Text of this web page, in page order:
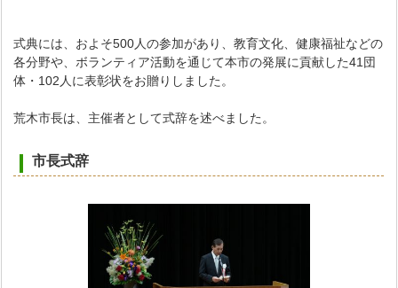
式典には、およそ500人の参加があり、教育文化、健康福祉などの
各分野や、ボランティア活動を通じて本市の発展に貢献した41団
体・102人に表彰状をお贈りしました。
荒木市長は、主催者として式辞を述べました。
市長式辞